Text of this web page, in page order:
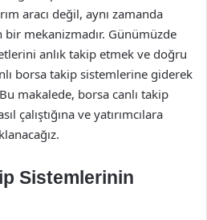
aracı değil, aynı zamanda
bir mekanizmadır. Günümüzde
anlık takip etmek ve doğru
borsa takip sistemlerine giderek
makalede, borsa canlı takip
çalıştığına ve yatırımcılara
Sistemlerinin